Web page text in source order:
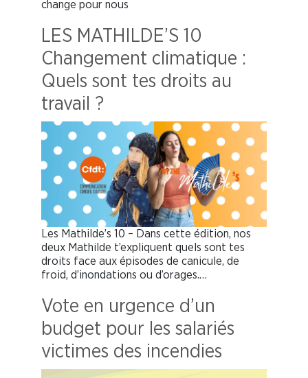
change pour nous
LES MATHILDE’S 10
Changement climatique :
Quels sont tes droits au
travail ?
Les Mathilde’s 10 – Dans cette édition, nos
deux Mathilde t’expliquent quels sont tes
droits face aux épisodes de canicule, de
froid, d’inondations ou d’orages.…
Vote en urgence d’un
budget pour les salariés
victimes des incendies